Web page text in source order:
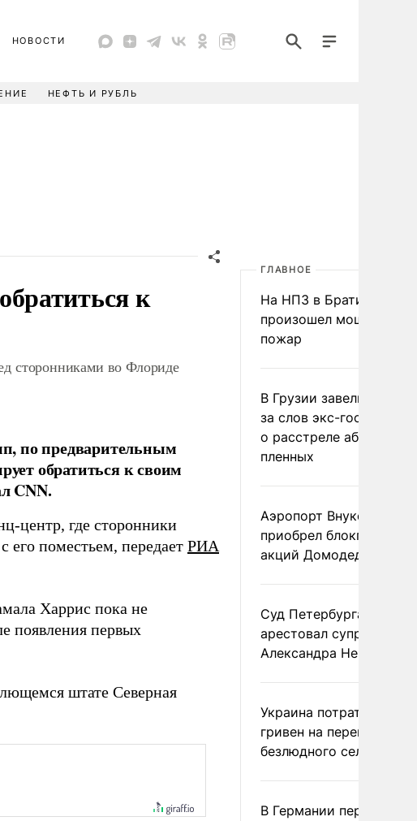
НОВОСТИ
НЕФТЬ И РУБЛЬ
к
сторонниками во Флориде
по предварительным
обратиться к своим
CNN.
центр, где сторонники
его поместьем, передает РИА
Харрис пока не
появления первых
штате Северная
ГЛАВНОЕ
На НПЗ в Братиславе
произошел мощный
пожар
В Грузии завели дело
за слов экс-
о расстреле абхазских
пленных
Аэропорт Внуково
приобрел блокпакет
акций Домодедово
Суд Петербурга заочно
арестовал супругу
Александра Невзорова
Украина потратила 1
гривен на
безлюдного села
В Германии перекрыли